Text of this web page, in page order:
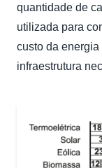
quantidade de
utilizada para
custo da
infraestrutura